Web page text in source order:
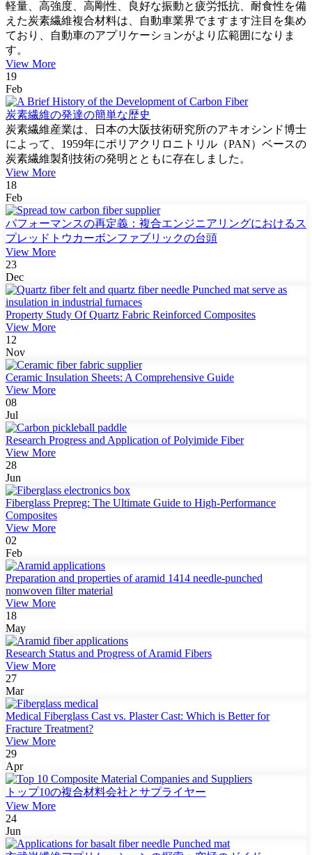
軽量、高強度、高剛性、良好な振動と疲労抵抗、耐食性を備
えた炭素繊維複合材料は、自動車業界でますます注目を集め
ており、自動車のアプリケーションがより広範囲になりま
す。
View More
19
Feb
炭素繊維の発達の簡単な歴史
炭素繊維産業は、日本の大阪技術研究所のアキオシンド博士
によって、1959年にポリアクリロニトリル（PAN）ベースの
炭素繊維製剤技術の発明とともに存在しました。
View More
18
Feb
パフォーマンスの再定義：複合エンジニアリングにおけるス
プレッドトウカーボンファブリックの台頭
View More
23
Dec
Property Study Of Quartz Fabric Reinforced Composites
View More
12
Nov
Ceramic Insulation Sheets: A Comprehensive Guide
View More
08
Jul
Research Progress and Application of Polyimide Fiber
View More
28
Jun
Fiberglass Prepreg: The Ultimate Guide to High-Performance
Composites
View More
02
Feb
Preparation and properties of aramid 1414 needle-punched
nonwoven filter material
View More
18
May
Research Status and Progress of Aramid Fibers
View More
27
Mar
Medical Fiberglass Cast vs. Plaster Cast: Which is Better for
Fracture Treatment?
View More
29
Apr
トップ10の複合材料会社とサプライヤー
View More
24
Jun